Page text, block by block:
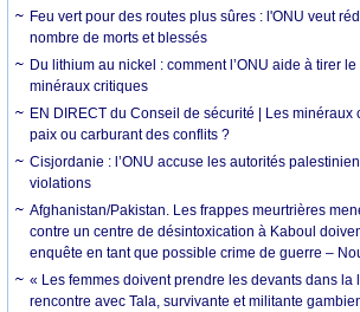
Feu vert pour des routes plus sûres : l'ONU veut
nombre de morts et blessés
Du lithium au nickel : comment l’ONU aide à tirer
minéraux critiques
EN DIRECT du Conseil de sécurité | Les minéraux
paix ou carburant des conflits ?
Cisjordanie : l’ONU accuse les autorités
violations
Afghanistan/Pakistan. Les frappes meurtrières
contre un centre de désintoxication à Kaboul
enquête en tant que possible crime de guerre –
« Les femmes doivent prendre les devants dans la
rencontre avec Tala, survivante et militante